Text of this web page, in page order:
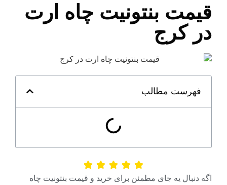
بنتونیت چاه ارت
کرج
فهرست مطالب
دنبال یه جای مطمئن برای خرید و قیمت بنتونیت چاه